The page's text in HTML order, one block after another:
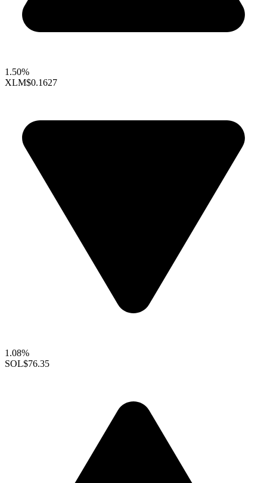
1.50%
XLM$0.1627
1.08%
SOL$76.35